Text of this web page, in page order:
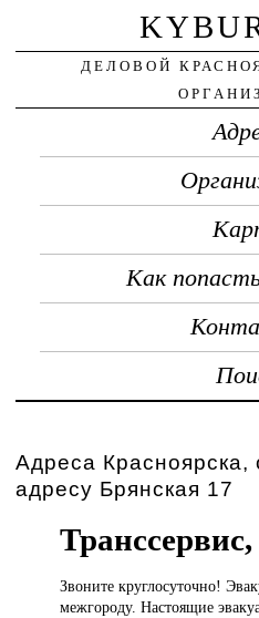
ДЕЛОВОЙ
Как
Адреса Красноярска,
адресу Брянская 17
Звоните круглосуточно!
межгороду. Настоящие